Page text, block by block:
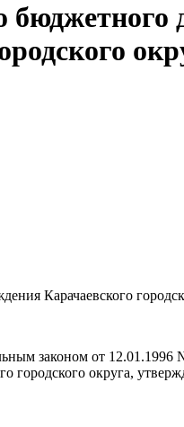
бюджетного
Карачаевского
законом от
округа,